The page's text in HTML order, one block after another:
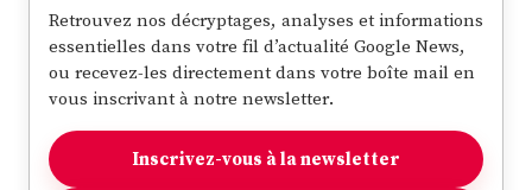
Retrouvez nos décryptages, analyses et informations
essentielles dans votre fil d’actualité Google News,
ou recevez-les directement dans votre boîte mail en
vous inscrivant à notre newsletter.
Inscrivez-vous à la newsletter